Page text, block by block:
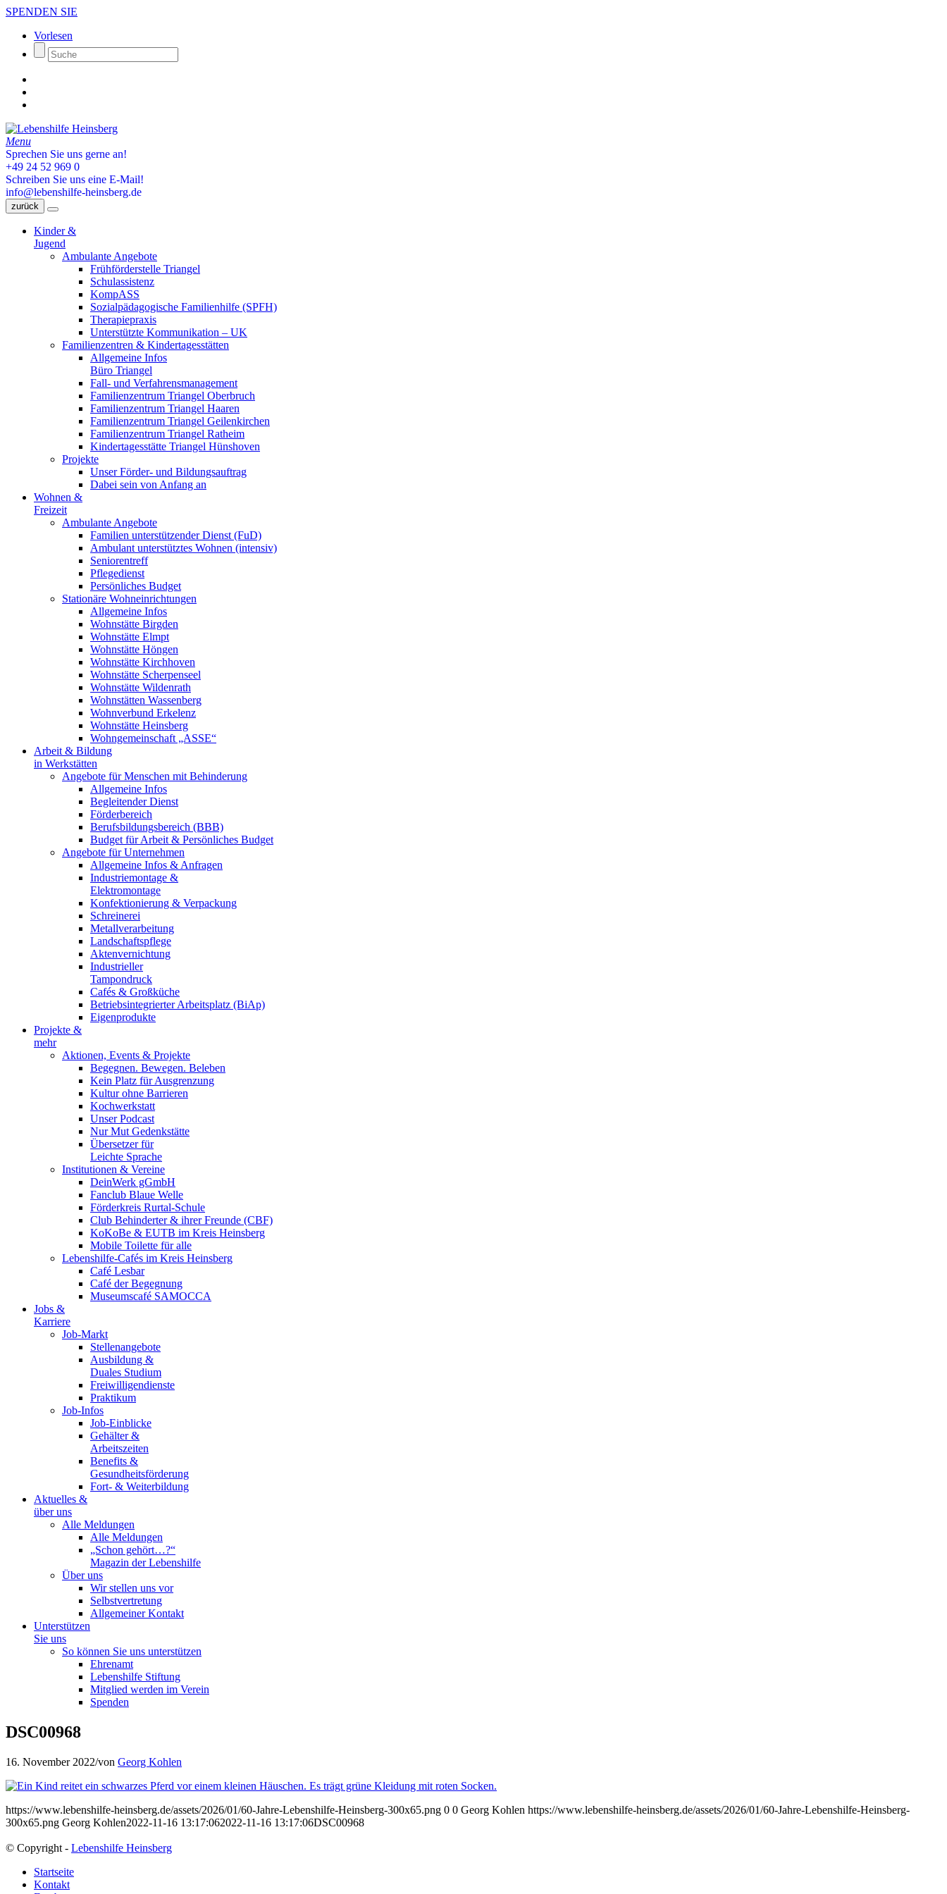
SPENDEN SIE
Vorlesen
Menu
Sprechen Sie uns gerne an!
+49 24 52 969 0
Schreiben Sie uns eine E-Mail!
info@lebenshilfe-heinsberg.de
zurück
Kinder &
Jugend
Ambulante Angebote
Frühförderstelle Triangel
Schulassistenz
KompASS
Sozialpädagogische Familienhilfe (SPFH)
Therapiepraxis
Unterstützte Kommunikation – UK
Familienzentren & Kindertagesstätten
Allgemeine Infos
Büro Triangel
Fall- und Verfahrensmanagement
Familienzentrum Triangel Oberbruch
Familienzentrum Triangel Haaren
Familienzentrum Triangel Geilenkirchen
Familienzentrum Triangel Ratheim
Kindertagesstätte Triangel Hünshoven
Projekte
Unser Förder- und Bildungsauftrag
Dabei sein von Anfang an
Wohnen &
Freizeit
Ambulante Angebote
Familien unterstützender Dienst (FuD)
Ambulant unterstütztes Wohnen (intensiv)
Seniorentreff
Pflegedienst
Persönliches Budget
Stationäre Wohneinrichtungen
Allgemeine Infos
Wohnstätte Birgden
Wohnstätte Elmpt
Wohnstätte Höngen
Wohnstätte Kirchhoven
Wohnstätte Scherpenseel
Wohnstätte Wildenrath
Wohnstätten Wassenberg
Wohnverbund Erkelenz
Wohnstätte Heinsberg
Wohngemeinschaft „ASSE“
Arbeit & Bildung
in Werkstätten
Angebote für Menschen mit Behinderung
Allgemeine Infos
Begleitender Dienst
Förderbereich
Berufsbildungsbereich (BBB)
Budget für Arbeit & Persönliches Budget
Angebote für Unternehmen
Allgemeine Infos & Anfragen
Industriemontage &
Elektromontage
Konfektionierung & Verpackung
Schreinerei
Metallverarbeitung
Landschaftspflege
Aktenvernichtung
Industrieller
Tampondruck
Cafés & Großküche
Betriebsintegrierter Arbeitsplatz (BiAp)
Eigenprodukte
Projekte &
mehr
Aktionen, Events & Projekte
Begegnen. Bewegen. Beleben
Kein Platz für Ausgrenzung
Kultur ohne Barrieren
Kochwerkstatt
Unser Podcast
Nur Mut Gedenkstätte
Übersetzer für
Leichte Sprache
Institutionen & Vereine
DeinWerk gGmbH
Fanclub Blaue Welle
Förderkreis Rurtal-Schule
Club Behinderter & ihrer Freunde (CBF)
KoKoBe & EUTB im Kreis Heinsberg
Mobile Toilette für alle
Lebenshilfe-Cafés im Kreis Heinsberg
Café Lesbar
Café der Begegnung
Museumscafé SAMOCCA
Jobs &
Karriere
Job-Markt
Stellenangebote
Ausbildung &
Duales Studium
Freiwilligendienste
Praktikum
Job-Infos
Job-Einblicke
Gehälter &
Arbeitszeiten
Benefits &
Gesundheitsförderung
Fort- & Weiterbildung
Aktuelles &
über uns
Alle Meldungen
Alle Meldungen
„Schon gehört…?“
Magazin der Lebenshilfe
Über uns
Wir stellen uns vor
Selbstvertretung
Allgemeiner Kontakt
Unterstützen
Sie uns
So können Sie uns unterstützen
Ehrenamt
Lebenshilfe Stiftung
Mitglied werden im Verein
Spenden
DSC00968
16. November 2022/von Georg Kohlen
https://www.lebenshilfe-heinsberg.de/assets/2026/01/60-Jahre-Lebenshilfe-Heinsberg-300x65.png 0 0 Georg Kohlen https://www.lebenshilfe-heinsberg.de/assets/2026/01/60-Jahre-Lebenshilfe-Heinsberg-
300x65.png Georg Kohlen2022-11-16 13:17:062022-11-16 13:17:06DSC00968
© Copyright - Lebenshilfe Heinsberg
Startseite
Kontakt